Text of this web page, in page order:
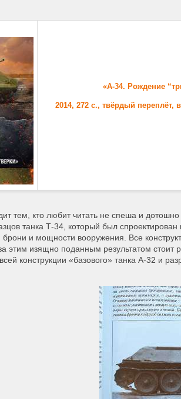
«А-34. Рождение
2014, 272 с., твёрдый
тем, кто любит читать не спеша и
танка Т-34, который был
и мощности вооружения. Все
этим изящно поданным результатом стоит
конструкции «базового» танка А-32 и